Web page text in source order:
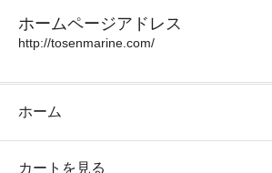
ホームページアドレス
http://tosenmarine.com/
ホーム
カートを見る